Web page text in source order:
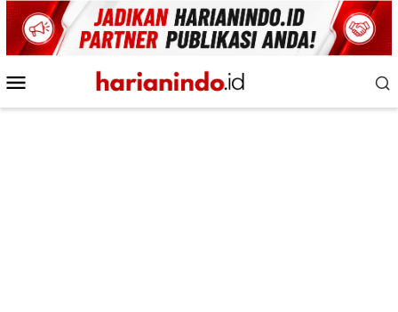
Loncat
ke
konten
Mobile